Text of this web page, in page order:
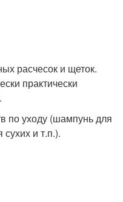
расчесок и щеток.
практически
по уходу (шампунь для
и т.п.).